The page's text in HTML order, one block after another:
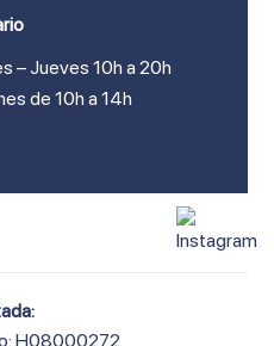
– Jueves 10h a 20h
de 10h a 14h
H08000272